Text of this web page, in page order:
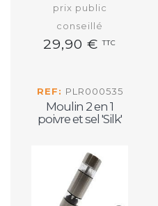
prix public
conseillé
29,90 €TTC
REF: PLR000535
Moulin 2 en 1
poivre et sel 'Silk'